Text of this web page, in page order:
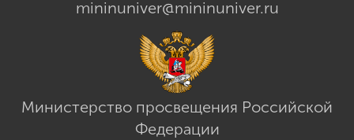
mininuniver@mininuniver.ru
Министерство просвещения Российской
Федерации